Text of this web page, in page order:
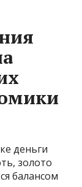
деньги
золото
балансом